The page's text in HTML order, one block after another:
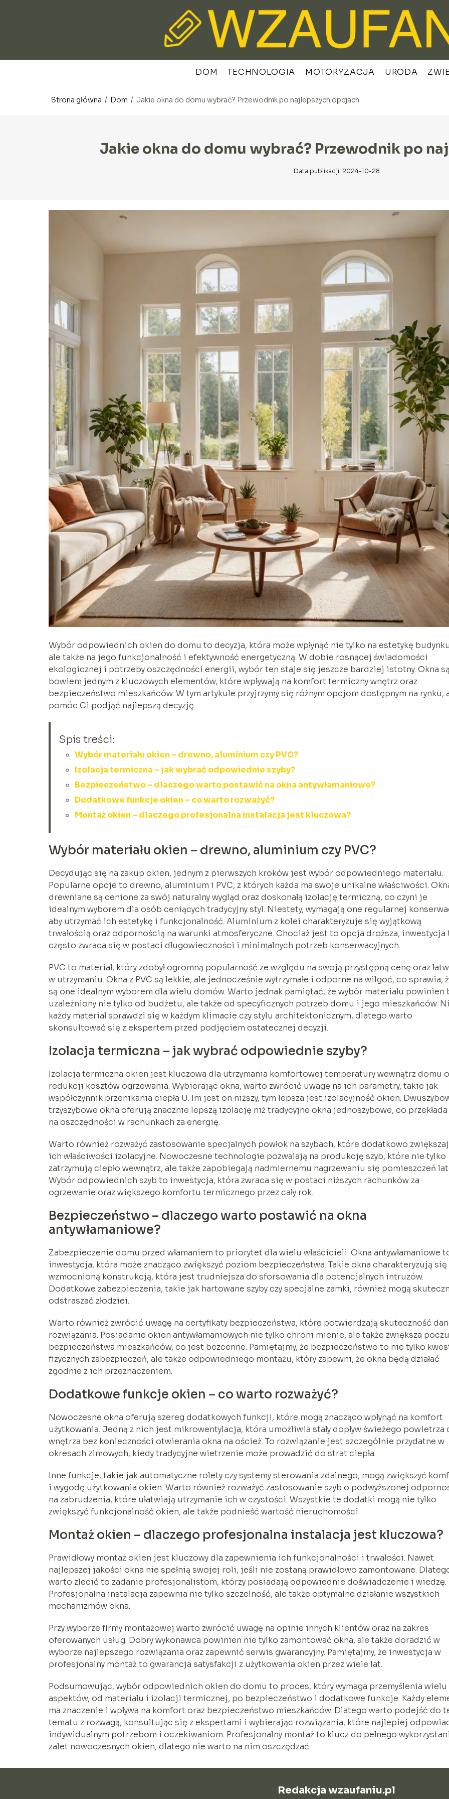
DOM TECHNOLOGIA MOTORYZACJA URODA
Strona główna / Dom / Jakie okna do domu wybrać? Przewodnik po najlepszych opcjach
Jakie okna do domu wybrać? Przewodnik po
Data publikacji: 2024-10-28
Wybór odpowiednich okien do domu to decyzja, która może wpłynąć nie tylko na estetykę
ale także na jego funkcjonalność i efektywność energetyczną. W dobie rosnącej świadomości
ekologicznej i potrzeby oszczędności energii, wybór ten staje się jeszcze bardziej istotny. Okna są
bowiem jednym z kluczowych elementów, które wpływają na komfort termiczny wnętrz oraz
bezpieczeństwo mieszkańców. W tym artykule przyjrzymy się różnym opcjom dostępnym na rynku,
pomóc Ci podjąć najlepszą decyzję.
Spis treści:
Wybór materiału okien – drewno, aluminium czy PVC?
Izolacja termiczna – jak wybrać odpowiednie szyby?
Bezpieczeństwo – dlaczego warto postawić na okna antywłamaniowe?
Dodatkowe funkcje okien – co warto rozważyć?
Montaż okien – dlaczego profesjonalna instalacja jest kluczowa?
Wybór materiału okien – drewno, aluminium czy PVC?
Decydując się na zakup okien, jednym z pierwszych kroków jest wybór odpowiedniego materiału.
Popularne opcje to drewno, aluminium i PVC, z których każda ma swoje unikalne właściwości.
drewniane są cenione za swój naturalny wygląd oraz doskonałą izolację termiczną, co czyni je
idealnym wyborem dla osób ceniących tradycyjny styl. Niestety, wymagają one regularnej
aby utrzymać ich estetykę i funkcjonalność. Aluminium z kolei charakteryzuje się wyjątkową
trwałością oraz odpornością na warunki atmosferyczne. Chociaż jest to opcja droższa, inwestycja
często zwraca się w postaci długowieczności i minimalnych potrzeb konserwacyjnych.
PVC to materiał, który zdobył ogromną popularność ze względu na swoją przystępną cenę oraz
w utrzymaniu. Okna z PVC są lekkie, ale jednocześnie wytrzymałe i odporne na wilgoć, co sprawia,
są one idealnym wyborem dla wielu domów. Warto jednak pamiętać, że wybór materiału powinien
uzależniony nie tylko od budżetu, ale także od specyficznych potrzeb domu i jego mieszkańców.
każdy materiał sprawdzi się w każdym klimacie czy stylu architektonicznym, dlatego warto
skonsultować się z ekspertem przed podjęciem ostatecznej decyzji.
Izolacja termiczna – jak wybrać odpowiednie szyby?
Izolacja termiczna okien jest kluczowa dla utrzymania komfortowej temperatury wewnątrz domu
redukcji kosztów ogrzewania. Wybierając okna, warto zwrócić uwagę na ich parametry, takie jak
współczynnik przenikania ciepła U. Im jest on niższy, tym lepsza jest izolacyjność okien.
trzyszybowe okna oferują znacznie lepszą izolację niż tradycyjne okna jednoszybowe, co
na oszczędności w rachunkach za energię.
Warto również rozważyć zastosowanie specjalnych powłok na szybach, które dodatkowo
ich właściwości izolacyjne. Nowoczesne technologie pozwalają na produkcję szyb, które nie tylko
zatrzymują ciepło wewnątrz, ale także zapobiegają nadmiernemu nagrzewaniu się pomieszczeń
Wybór odpowiednich szyb to inwestycja, która zwraca się w postaci niższych rachunków za
ogrzewanie oraz większego komfortu termicznego przez cały rok.
Bezpieczeństwo – dlaczego warto postawić na okna
antywłamaniowe?
Zabezpieczenie domu przed włamaniem to priorytet dla wielu właścicieli. Okna antywłamaniowe
inwestycja, która może znacząco zwiększyć poziom bezpieczeństwa. Takie okna charakteryzują się
wzmocnioną konstrukcją, która jest trudniejsza do sforsowania dla potencjalnych intruzów.
Dodatkowe zabezpieczenia, takie jak hartowane szyby czy specjalne zamki, również mogą
odstraszać złodziei.
Warto również zwrócić uwagę na certyfikaty bezpieczeństwa, które potwierdzają skuteczność
rozwiązania. Posiadanie okien antywłamaniowych nie tylko chroni mienie, ale także zwiększa
bezpieczeństwa mieszkańców, co jest bezcenne. Pamiętajmy, że bezpieczeństwo to nie tylko
fizycznych zabezpieczeń, ale także odpowiedniego montażu, który zapewni, że okna będą działać
zgodnie z ich przeznaczeniem.
Dodatkowe funkcje okien – co warto rozważyć?
Nowoczesne okna oferują szereg dodatkowych funkcji, które mogą znacząco wpłynąć na komfort
użytkowania. Jedną z nich jest mikrowentylacja, która umożliwia stały dopływ świeżego powietrza
wnętrza bez konieczności otwierania okna na oścież. To rozwiązanie jest szczególnie przydatne w
okresach zimowych, kiedy tradycyjne wietrzenie może prowadzić do strat ciepła.
Inne funkcje, takie jak automatyczne rolety czy systemy sterowania zdalnego, mogą zwiększyć
i wygodę użytkowania okien. Warto również rozważyć zastosowanie szyb o podwyższonej
na zabrudzenia, które ułatwiają utrzymanie ich w czystości. Wszystkie te dodatki mogą nie tylko
zwiększyć funkcjonalność okien, ale także podnieść wartość nieruchomości.
Montaż okien – dlaczego profesjonalna instalacja jest kluczowa?
Prawidłowy montaż okien jest kluczowy dla zapewnienia ich funkcjonalności i trwałości. Nawet
najlepszej jakości okna nie spełnią swojej roli, jeśli nie zostaną prawidłowo zamontowane.
warto zlecić to zadanie profesjonalistom, którzy posiadają odpowiednie doświadczenie i wiedzę.
Profesjonalna instalacja zapewnia nie tylko szczelność, ale także optymalne działanie wszystkich
mechanizmów okna.
Przy wyborze firmy montażowej warto zwrócić uwagę na opinie innych klientów oraz na zakres
oferowanych usług. Dobry wykonawca powinien nie tylko zamontować okna, ale także doradzić w
wyborze najlepszego rozwiązania oraz zapewnić serwis gwarancyjny. Pamiętajmy, że inwestycja w
profesjonalny montaż to gwarancja satysfakcji z użytkowania okien przez wiele lat.
Podsumowując, wybór odpowiednich okien do domu to proces, który wymaga przemyślenia wielu
aspektów, od materiału i izolacji termicznej, po bezpieczeństwo i dodatkowe funkcje. Każdy
ma znaczenie i wpływa na komfort oraz bezpieczeństwo mieszkańców. Dlatego warto podejść do
tematu z rozwagą, konsultując się z ekspertami i wybierając rozwiązania, które najlepiej
indywidualnym potrzebom i oczekiwaniom. Profesjonalny montaż to klucz do pełnego
zalet nowoczesnych okien, dlatego nie warto na nim oszczędzać.
Redakcja wzaufaniu.pl